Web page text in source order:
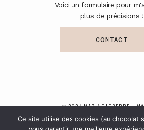
Voici un formulaire pour
plus de précisions !
CONTACT
@ 2024 MARINE LE BERRE -
Ce site utilise des cookies (au chocolat